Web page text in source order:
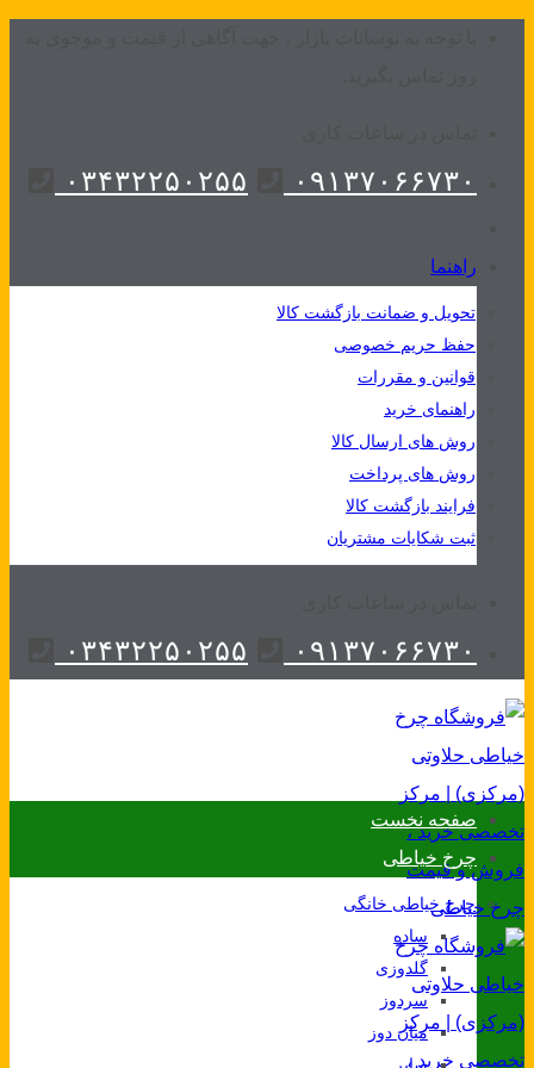
۰۹۱۳۷۰۶۶۷۳۰ ۰۳۴۳۲۲۵۰۲۵۵
راهنما
تحویل و ضمانت بازگشت کالا
حفظ حریم خصوصی
قوانین و مقررات
راهنمای خرید
روش های ارسال کالا
روش های پرداخت
فرایند بازگشت کالا
ثبت شکایات مشتریان
۰۹۱۳۷۰۶۶۷۳۰ ۰۳۴۳۲۲۵۰۲۵۵
صفحه نخست
چرخ خیاطی
چرخ خیاطی خانگی
ساده
گلدوزی
سردوز
میان دوز